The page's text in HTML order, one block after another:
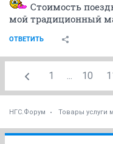
Стоимость
мой традиционный
ОТВЕТИТЬ
1 ... 10
НГС.Форум Товары услуги